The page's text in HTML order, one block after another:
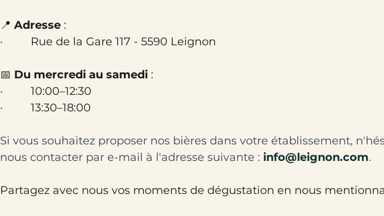
📍 Adresse :
·         Rue de la Gare 117 - 5590 Leignon
📅 Du mercredi au samedi :
·         10:00–12:30
·         13:30–18:00
Si vous souhaitez proposer nos bières dans votre établissement,
nous contacter par e-mail à l'adresse suivante : info@leignon.com.
Partagez avec nous vos moments de dégustation en nous